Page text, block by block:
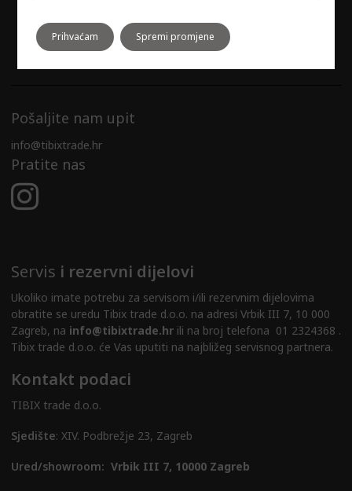
Pošaljite nam upit
info@tibixtrade.hr
Pratite nas
Servis i rezervni dijelovi
Ukoliko imate potrebu za servisom i/ili rezervnim dijelovima
obratite se uredu Tibix trade d.o.o. na adresi Vrbik III 7, 10 000
Zagreb, na info@tibixtrade.hrili na broj telefona 01 2324368 .
Tibix trade d.o.o. će Vas uputiti na najbližeg servisnog partnera.
Kontakt podaci
TIBIX trade d.o.o.
Sjedište: XIV. Podbrežje 23, Zagreb
Ured/showroom: Vrbik III 7, 10000 Zagreb
Prihvaćam Spremi promjene